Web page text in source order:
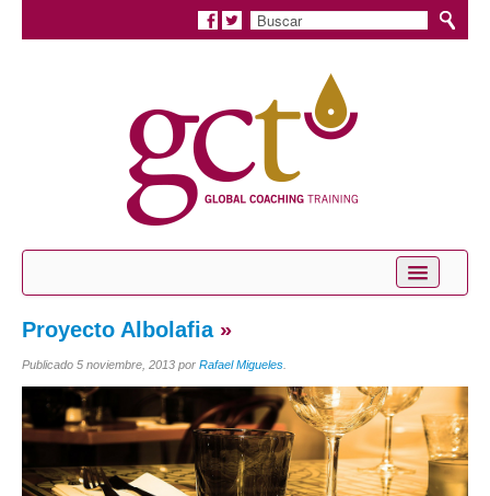
Servicios
Coaching Personal
Coaching Profesional
Proyecto Albolafia»
Publicado 5 noviembre, 2013 por Rafael Migueles